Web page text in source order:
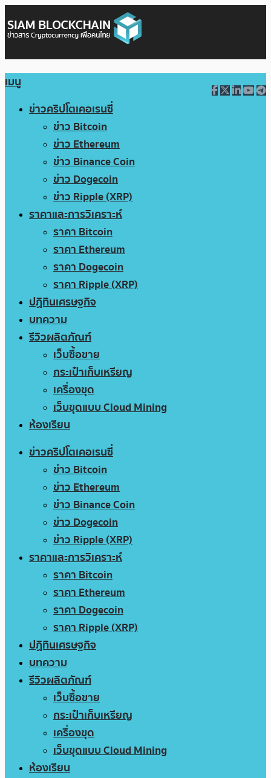
เมนู
ข่าวคริปโตเคอเรนซี่
ข่าว Bitcoin
ข่าว Ethereum
ข่าว Binance Coin
ข่าว Dogecoin
ข่าว Ripple (XRP)
ราคาและการวิเคราะห์
ราคา Bitcoin
ราคา Ethereum
ราคา Dogecoin
ราคา Ripple (XRP)
ปฏิทินเศรษฐกิจ
บทความ
รีวิวผลิตภัณฑ์
เว็บซื้อขาย
กระเป๋าเก็บเหรียญ
เครื่องขุด
เว็บขุดแบบ Cloud Mining
ห้องเรียน
ข่าวคริปโตเคอเรนซี่
ข่าว Bitcoin
ข่าว Ethereum
ข่าว Binance Coin
ข่าว Dogecoin
ข่าว Ripple (XRP)
ราคาและการวิเคราะห์
ราคา Bitcoin
ราคา Ethereum
ราคา Dogecoin
ราคา Ripple (XRP)
ปฏิทินเศรษฐกิจ
บทความ
รีวิวผลิตภัณฑ์
เว็บซื้อขาย
กระเป๋าเก็บเหรียญ
เครื่องขุด
เว็บขุดแบบ Cloud Mining
ห้องเรียน